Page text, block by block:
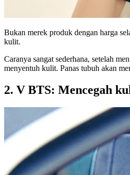
Bukan merek produk dengan harga
kulit.
Caranya sangat sederhana, setelah
menyentuh kulit. Panas tubuh akan
2. V BTS: Mencegah